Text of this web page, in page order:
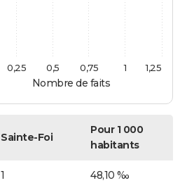
Nombre de faits
1
0,25 0,5 0,75 1,25
Sainte-Foi
Pour 1 000
habitants
1 48,10 ‰